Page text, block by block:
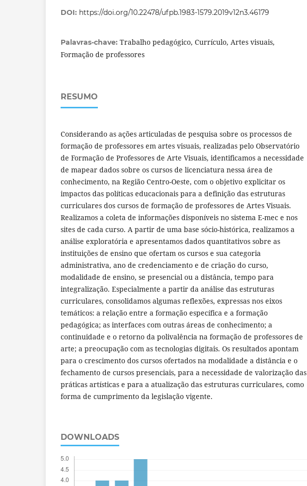
DOI: https://doi.org/10.22478/ufpb.1983-1579.2019v12n3.46179
Palavras-chave: Trabalho pedagógico, Currículo, Artes visuais,
Formação de professores
RESUMO
Considerando as ações articuladas de pesquisa sobre os processos de
formação de professores em artes visuais, realizadas pelo Observatório
de Formação de Professores de Arte Visuais, identificamos a necessidade
de mapear dados sobre os cursos de licenciatura nessa área de
conhecimento, na Região Centro-Oeste, com o objetivo explicitar os
impactos das políticas educacionais para a definição das estruturas
curriculares dos cursos de formação de professores de Artes Visuais.
Realizamos a coleta de informações disponíveis no sistema E-mec e nos
sites de cada curso. A partir de uma base sócio-histórica, realizamos a
análise exploratória e apresentamos dados quantitativos sobre as
instituições de ensino que ofertam os cursos e sua categoria
administrativa, ano de credenciamento e de criação do curso,
modalidade de ensino, se presencial ou a distância, tempo para
integralização. Especialmente a partir da análise das estruturas
curriculares, consolidamos algumas reflexões, expressas nos eixos
temáticos: a relação entre a formação específica e a formação
pedagógica; as interfaces com outras áreas de conhecimento; a
continuidade e o retorno da polivalência na formação de professores de
arte; a preocupação com as tecnologias digitais. Os resultados apontam
para o crescimento dos cursos ofertados na modalidade a distância e o
fechamento de cursos presenciais, para a necessidade de valorização das
práticas artísticas e para a atualização das estruturas curriculares, como
forma de cumprimento da legislação vigente.
DOWNLOADS